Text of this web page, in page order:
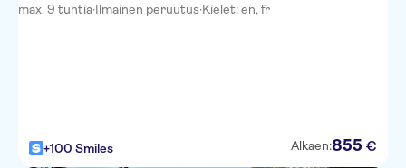
Hotel Aston La Scala
Ajoupa Apart'hotel Nice
max. 9 tuntia·Ilmainen peruutus·Kielet: en, fr
+100 Smiles Alkaen:855 €